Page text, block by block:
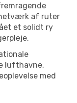
af ruter
et solidt ry
lufthavne,
med